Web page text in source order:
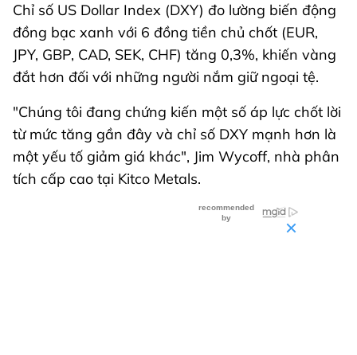
Chỉ số US Dollar Index (DXY) đo lường biến động
đồng bạc xanh với 6 đồng tiền chủ chốt (EUR,
JPY, GBP, CAD, SEK, CHF) tăng 0,3%, khiến vàng
đắt hơn đối với những người nắm giữ ngoại tệ.
"Chúng tôi đang chứng kiến ​​một số áp lực chốt lời
từ mức tăng gần đây và chỉ số DXY mạnh hơn là
một yếu tố giảm giá khác", Jim Wycoff, nhà phân
tích cấp cao tại Kitco Metals.